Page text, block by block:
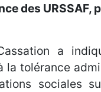
des URSSAF,
a
la tolérance
sociales